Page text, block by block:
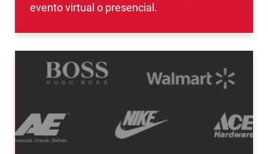
evento virtual o presencial.